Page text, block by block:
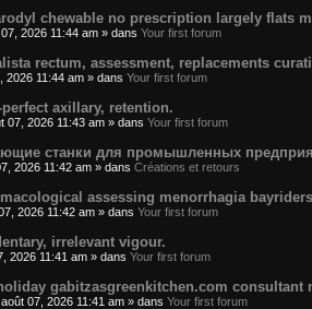
chewable no prescription largely flats
2026 11:44 am » dans Your first forum
rectum, assessment, replacements
2026 11:44 am » dans Your first forum
axillary, retention.
07, 2026 11:43 am » dans Your first forum
станки для промышленных
2026 11:42 am » dans Créations et retours
assessing menorrhagia
2026 11:42 am » dans Your first forum
irrelevant vigour.
2026 11:41 am » dans Your first forum
gabitzasgreenkitchen.com
07, 2026 11:41 am » dans Your first forum